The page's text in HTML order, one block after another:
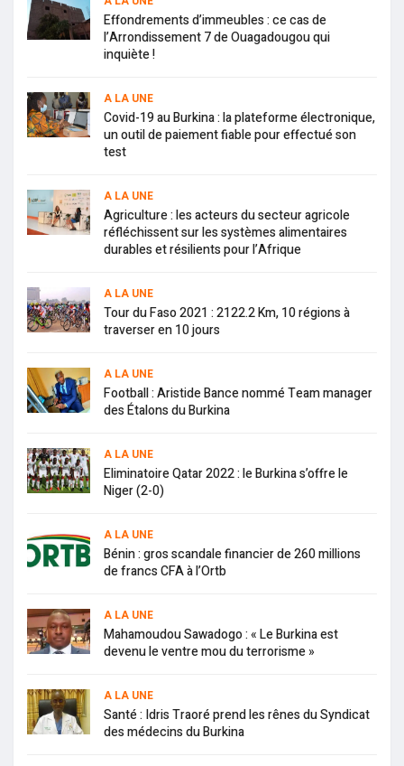
Effondrements d’immeubles : ce cas de
l’Arrondissement 7 de Ouagadougou qui
inquiète !
A LA UNE
Covid-19 au Burkina : la plateforme électronique,
un outil de paiement fiable pour effectué son
test
A LA UNE
Agriculture : les acteurs du secteur agricole
réfléchissent sur les systèmes alimentaires
durables et résilients pour l’Afrique
A LA UNE
Tour du Faso 2021 : 2122.2 Km, 10 régions à
traverser en 10 jours
A LA UNE
Football : Aristide Bance nommé Team manager
des Étalons du Burkina
A LA UNE
Eliminatoire Qatar 2022 : le Burkina s’offre le
Niger (2-0)
A LA UNE
Bénin : gros scandale financier de 260 millions
de francs CFA à l’Ortb
A LA UNE
Mahamoudou Sawadogo : « Le Burkina est
devenu le ventre mou du terrorisme »
A LA UNE
Santé : Idris Traoré prend les rênes du Syndicat
des médecins du Burkina